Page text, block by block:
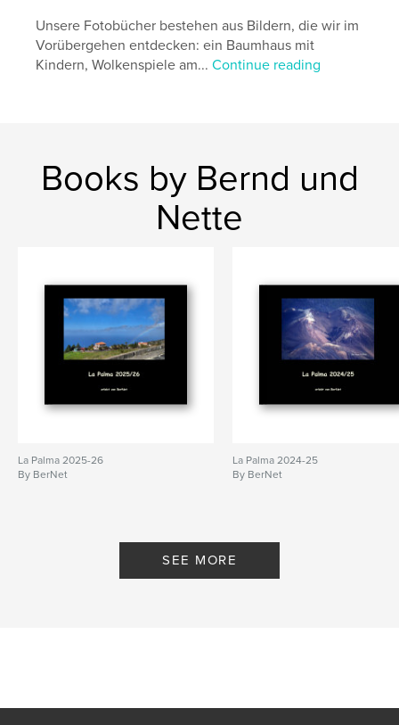
Keywords
Thaipusam , Penang , Georgetown ,
Unsere Fotobücher bestehen aus Bildern, die wir im
Vorübergehen entdecken: ein Baumhaus mit
Kindern, Wolkenspiele am...Continue reading
Books by Bernd und
Nette
La Palma 2025-26
By BerNet
La Palma 2024-25
By BerNet
SEE MORE